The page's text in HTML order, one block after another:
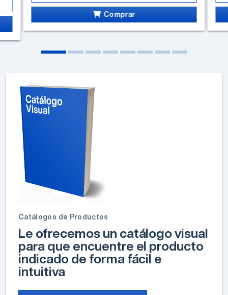
Comprar
Catálogos de Productos
Le ofrecemos un catálogo visual
para que encuentre el producto
indicado de forma fácil e
intuitiva